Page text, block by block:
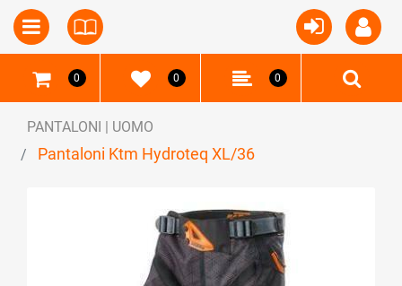
Open Open menu
0 0 0
PANTALONI | UOMO
Pantaloni Ktm Hydroteq XL/36